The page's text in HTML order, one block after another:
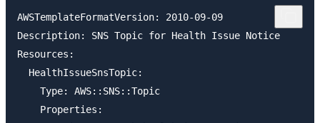
AWSTemplateFormatVersion: 2010-09-09
Description: SNS Topic for Health Issue Notice
Resources:
  HealthIssueSnsTopic:
    Type: AWS::SNS::Topic
    Properties: